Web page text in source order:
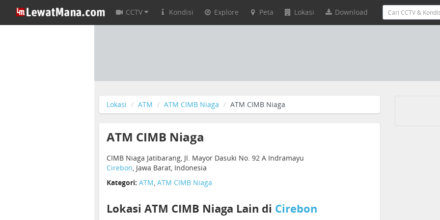
CCTV Kondisi Explore Peta Lokasi Download
Lokasi ATM ATM CIMB Niaga ATM CIMB Niaga
ATM CIMB Niaga
CIMB Niaga Jatibarang, Jl. Mayor Dasuki No. 92 A Indramayu
Cirebon, Jawa Barat, Indonesia
Kategori: ATM, ATM CIMB Niaga
Lokasi ATM CIMB Niaga Lain di Cirebon